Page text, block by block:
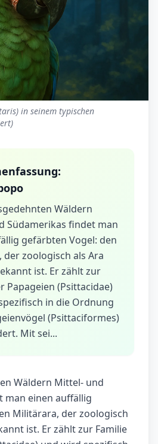
in seinem typischen
Wäldern
Südamerikas findet man
gefärbten Vogel: den
der zoologisch als Ara
ist. Er zählt zur
Papageien (Psittacidae)
in die Ordnung
(Psittaciformes)
Mit sei...
Wäldern Mittel- und
man einen auffällig
Militärara, der zoologisch
ist. Er zählt zur Familie